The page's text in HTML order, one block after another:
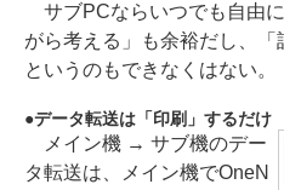
サブPCならいつでも自由
がら考える」も余裕だし、「
というのもできなくはない。
データ転送は「印刷」するだけ
メイン機 → サブ機のデー
タ転送は、メイン機でOneN